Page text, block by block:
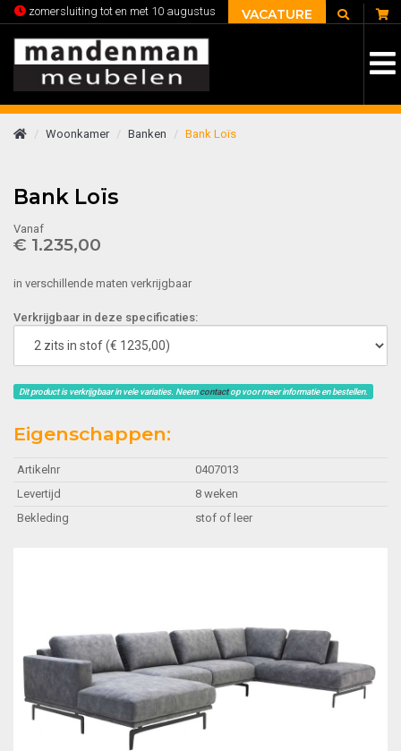
zomersluiting tot en met 10 augustus VACATURE
Woonkamer Banken Bank Loïs
Bank Loïs
Vanaf
€ 1.235,00
in verschillende maten verkrijgbaar
Verkrijgbaar in deze specificaties:
Dit product is verkrijgbaar in vele variaties. Neemcontactop voor meer informatie en bestellen.
Eigenschappen:
Artikelnr
0407013
Levertijd
8 weken
Bekleding
stof of leer